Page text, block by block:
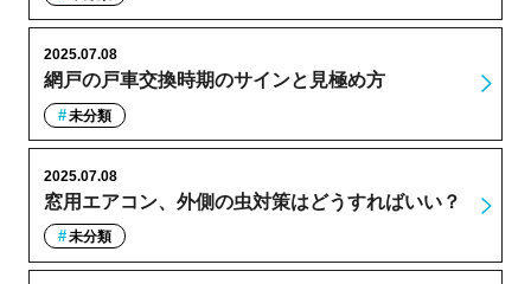
網戸の戸車交換時期のサインと見極め方
2025.07.08
未分類
窓用エアコン、外側の虫対策はどうすればいい？
2025.07.08
未分類